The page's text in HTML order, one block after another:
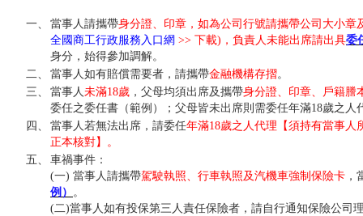
一、 當事人請攜帶身分證、印章，如為公司行號請攜帶公司大小
全國商工行政服務入口網 >> 下載)，負責人未能出席請出具委
身分，始得參加調解。
二、
當事人如有賠償需要者，請攜帶金融機構存摺。
三、
當事人未滿18歲 ，父母均須出席及攜帶身分證、印章、戶籍謄
委任之委任書（範例）；父母皆未出席則需委任年滿18歲之人
四、
當事人若無法出席，請委任年滿18歲之人代理【須持有當事人
正本核對】。
五、
車禍事件：
(一) 當事人請攜帶駕駛執照、行車執照及汽機車強制保險卡
例）
。
(二)當事人如有投保第三人責任保險者，請自行通知保險公司